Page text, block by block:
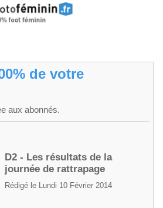
de votre
aux abonnés.
D2 - Les résultats de la
journée de rattrapage
Rédigé le Lundi 10 Février 2014